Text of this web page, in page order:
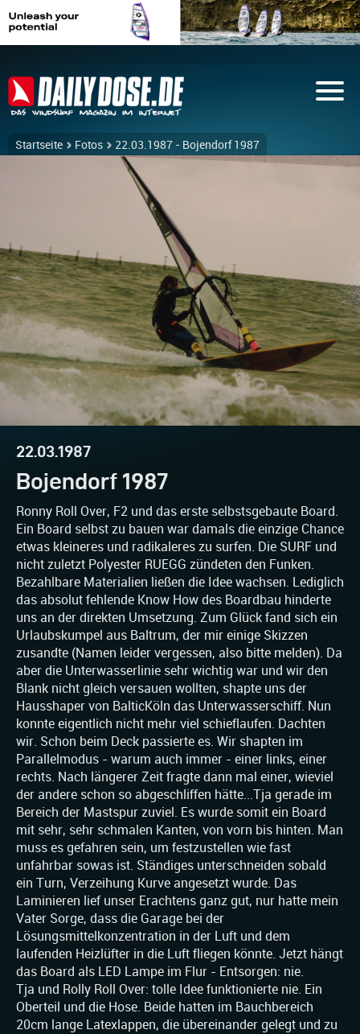
Startseite Fotos 22.03.1987 - Bojendorf 1987
22.03.1987
Bojendorf 1987
Ronny Roll Over, F2 und das erste selbstsgebaute Board.
Ein Board selbst zu bauen war damals die einzige Chance
etwas kleineres und radikaleres zu surfen. Die SURF und
nicht zuletzt Polyester RUEGG zündeten den Funken.
Bezahlbare Materialien ließen die Idee wachsen. Lediglich
das absolut fehlende Know How des Boardbau hinderte
uns an der direkten Umsetzung. Zum Glück fand sich ein
Urlaubskumpel aus Baltrum, der mir einige Skizzen
zusandte (Namen leider vergessen, also bitte melden). Da
aber die Unterwasserlinie sehr wichtig war und wir den
Blank nicht gleich versauen wollten, shapte uns der
Hausshaper von BalticKöln das Unterwasserschiff. Nun
konnte eigentlich nicht mehr viel schieflaufen. Dachten
wir. Schon beim Deck passierte es. Wir shapten im
Parallelmodus - warum auch immer - einer links, einer
rechts. Nach längerer Zeit fragte dann mal einer, wieviel
der andere schon so abgeschliffen hätte...Tja gerade im
Bereich der Mastspur zuviel. Es wurde somit ein Board
mit sehr, sehr schmalen Kanten, von vorn bis hinten. Man
muss es gefahren sein, um festzustellen wie fast
unfahrbar sowas ist. Ständiges unterschneiden sobald
ein Turn, Verzeihung Kurve angesetzt wurde. Das
Laminieren lief unser Erachtens ganz gut, nur hatte mein
Vater Sorge, dass die Garage bei der
Lösungsmittelkonzentration in der Luft und dem
laufenden Heizlüfter in die Luft fliegen könnte. Jetzt hängt
das Board als LED Lampe im Flur - Entsorgen: nie.
Tja und Rolly Roll Over: tolle Idee funktionierte nie. Ein
Oberteil und die Hose. Beide hatten im Bauchbereich
20cm lange Latexlappen, die übereinander gelegt und zu